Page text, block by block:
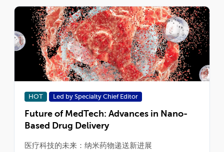
HOT Led by Specialty Chief Editor
Future of MedTech: Advances in Nano-
Based Drug Delivery
医疗科技的未来：纳米药物递送新进展